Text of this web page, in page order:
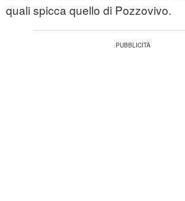
quali spicca quello di Pozzovivo.